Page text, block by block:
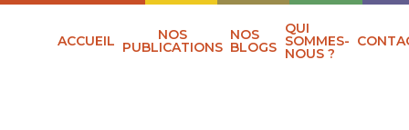
ACCUEIL NOS
PUBLICATIONS
NOS
BLOGS
QUI
SOMMES-
NOUS ?